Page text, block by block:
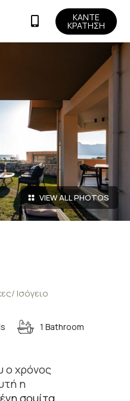
ΚΑΝΤΕ
ΚΡΑΤΗΣΗ
VIEW ALL PHOTOS
Ισόγειο
1 Bathroom
ο χρόνος
η